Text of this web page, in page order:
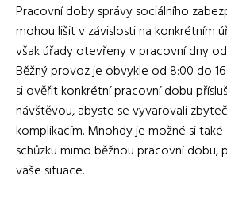
Pracovní doby správy sociálního
mohou lišit v závislosti na konkrétním
však úřady otevřeny v pracovní dny
Běžný provoz je obvykle od 8:00 do
si ověřit konkrétní pracovní dobu
návštěvou, abyste se vyvarovali
komplikacím. Mnohdy je možné si
schůzku mimo běžnou pracovní dobu,
vaše situace.